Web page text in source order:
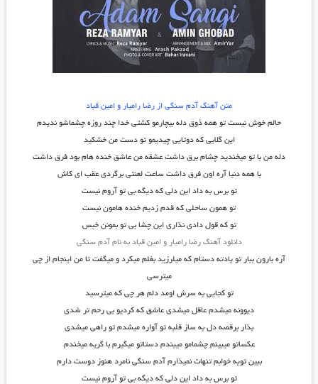
متن آهنگ آدم سنگی از رضا رامیار و امین قباد
حالم خوش نیست تو همه ذوق دله بیچارمو کشتی خدا چند روزه چشماشو ندیدم
این گلایی که دوتایی چیدیمو تو دست من خشکید
دله من با تو میخندید چشام برق داشت عشقه من عاشق خنده هام بود فرق داشت
با همه دنیا آره اون فرق داشت ساعت لعنتی برگردی عقب ای کاش
تو برس به داد این دلی که دیگه بی تو آروم نیست
تو همون ساحلی که قدم زدیم خنده هامون نیست
تو که قول دادی نذاری این چشا بی تو بمونن خیس
دانلود آهنگ رضا رامیار و امین قباد به نام آدم سنگی
آره بارون ببار تو یادته دستام که میلرزید بغلم میکرد و میگفت تا من اینجام از چی
میترسی
تو کجایی به سرش اومد دلم هر چی که میترسید
دیوونه میشدم عاقل میشدی عاشق که کردیو بی رحم تر شدی
بذار برقصه دل به ساز قلبه تو آواره میشدم تو راهی میشدی
عکساتو میبینم چشمامو میبندم دستاتو میگیرم با گریه میخندم
ببین تویه خوابم تنهات نمیذارم آدم سنگی نامرد هنوز دوست دارم
تو برس به داد این دلی که دیگه بی تو آروم نیست